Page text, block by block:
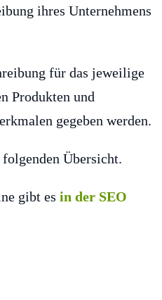
ihres Unternehmens
für das jeweilige
Produkten und
gegeben werden.
Übersicht.
gibt es in der SEO